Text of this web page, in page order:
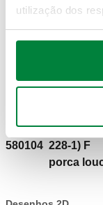
utilização dos
DESENHOS E
artigo
entrada
580104
G 3/4"
228-1) F
porca